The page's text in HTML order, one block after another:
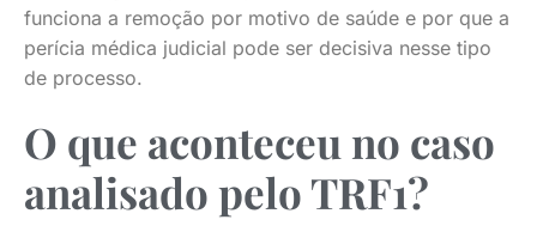
funciona a remoção por motivo de saúde e por que a
perícia médica judicial pode ser decisiva nesse tipo
de processo.
O que aconteceu no caso
analisado pelo TRF1?